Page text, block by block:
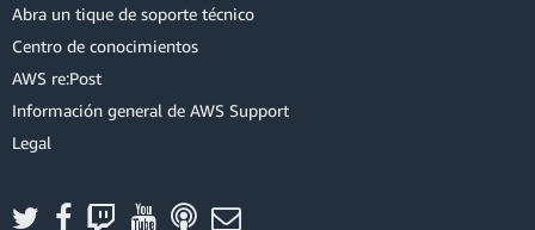
Abra un tique de soporte técnico
Centro de conocimientos
AWS re:Post
Información general de AWS Support
Legal